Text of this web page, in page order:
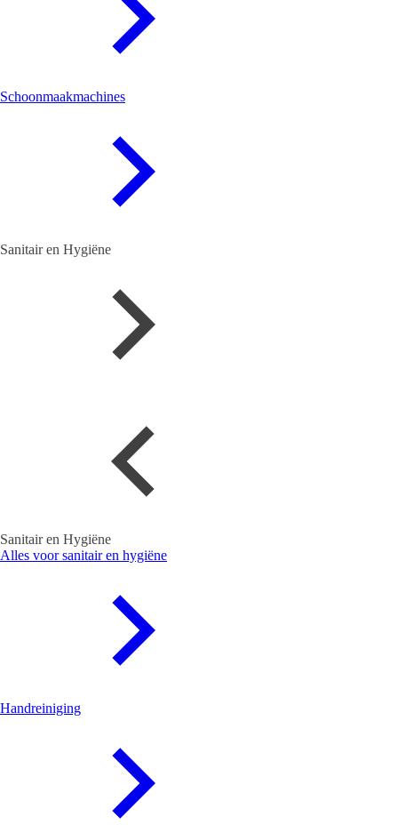
Schoonmaakmachines
Sanitair en Hygiëne
Sanitair en Hygiëne
Alles voor sanitair en hygiëne
Handreiniging